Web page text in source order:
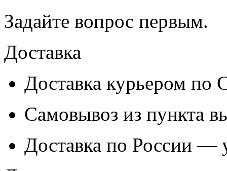
Задайте вопрос первым.
Доставка
Доставка курьером
Самовывоз из пункта
Доставка по России —